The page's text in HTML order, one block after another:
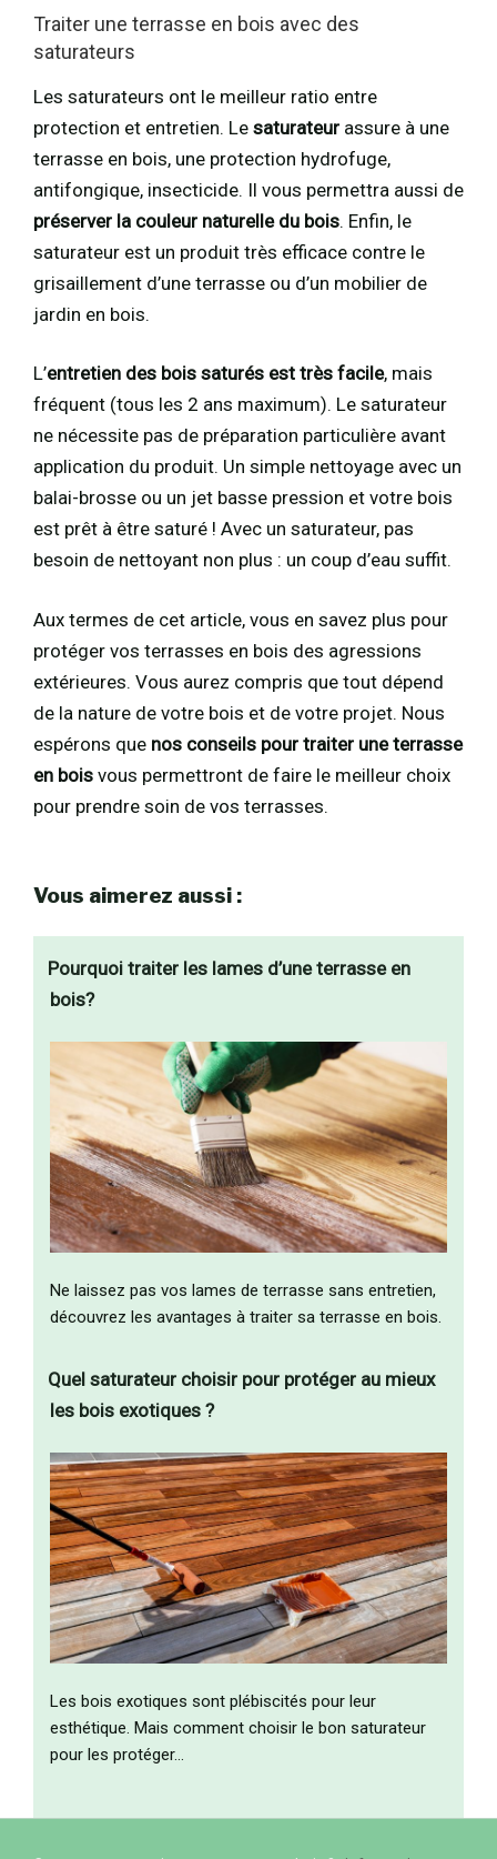
Traiter une terrasse en bois avec des
saturateurs
Les saturateurs ont le meilleur ratio entre
protection et entretien. Le saturateur assure à une
terrasse en bois, une protection hydrofuge,
antifongique, insecticide. Il vous permettra aussi de
préserver la couleur naturelle du bois. Enfin, le
saturateur est un produit très efficace contre le
grisaillement d’une terrasse ou d’un mobilier de
jardin en bois.
L’entretien des bois saturés est très facile, mais
fréquent (tous les 2 ans maximum). Le saturateur
ne nécessite pas de préparation particulière avant
application du produit. Un simple nettoyage avec un
balai-brosse ou un jet basse pression et votre bois
est prêt à être saturé ! Avec un saturateur, pas
besoin de nettoyant non plus : un coup d’eau suffit.
Aux termes de cet article, vous en savez plus pour
protéger vos terrasses en bois des agressions
extérieures. Vous aurez compris que tout dépend
de la nature de votre bois et de votre projet. Nous
espérons que nos conseils pour traiter une terrasse
en bois vous permettront de faire le meilleur choix
pour prendre soin de vos terrasses.
Vous aimerez aussi :
Pourquoi traiter les lames d’une terrasse en
bois?
Ne laissez pas vos lames de terrasse sans entretien,
découvrez les avantages à traiter sa terrasse en bois.
Quel saturateur choisir pour protéger au mieux
les bois exotiques ?
Les bois exotiques sont plébiscités pour leur
esthétique. Mais comment choisir le bon saturateur
pour les protéger…